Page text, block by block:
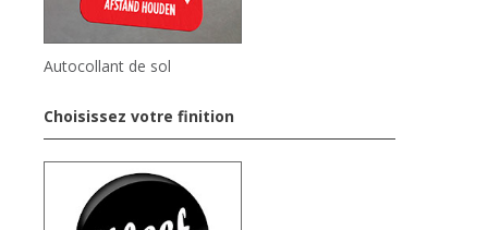
Autocollant de sol
Choisissez votre finition